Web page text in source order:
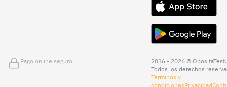
Pago online seguro
2016 - 2026 © OpositaTest.
Todos los derechos
Términos y
condicionesPrivacidad